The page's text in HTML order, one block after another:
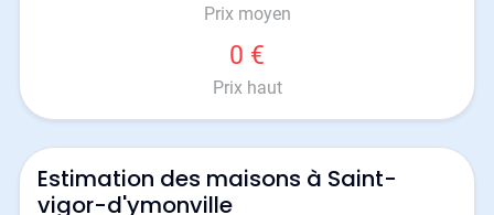
Prix moyen
0 €
Prix haut
Estimation des maisons à Saint-
vigor-d'ymonville